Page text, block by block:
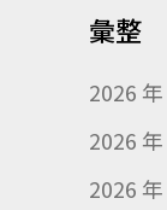
彙整
2026 年
2026 年
2026 年